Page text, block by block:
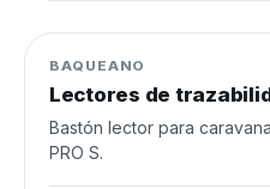
Manejo de ganado
BAQUEANO
Lectores de
Bastón lector para
PRO S.